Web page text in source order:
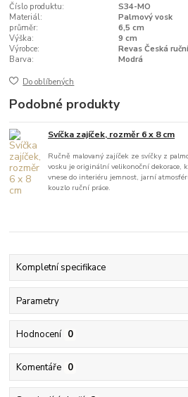
Číslo produktu:
S34-MO
Materiál:
Palmový vosk
průměr:
6,5 cm
Výška:
9 cm
Výrobce:
Revas Česká
Barva:
Modrá
Do oblíbených
Podobné produkty
Svíčka zajíček, rozměr 6 x 8 cm
Ručně malovaný zajíček ze svíčky z
vosku je originální velikonoční dekorace,
vnese do interiéru jemnost, jarní
kouzlo ruční práce.
Kompletní specifikace
Parametry
Hodnocení 0
Komentáře 0